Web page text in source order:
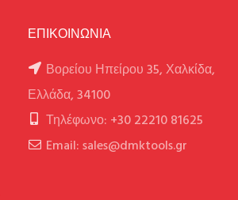
ΕΠΙΚΟΙΝΩΝΙΑ
Βορείου Ηπείρου 35, Χαλκίδα,
Ελλάδα, 34100
Τηλέφωνο: +30 22210 81625
Email: sales@dmktools.gr